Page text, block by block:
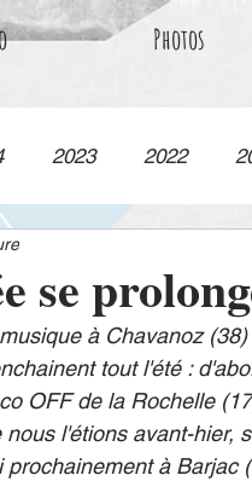
Photos
2023 2022
se
à Chavanoz
tout l'été :
OFF de la Rochelle
l'étions avant-hier,
à